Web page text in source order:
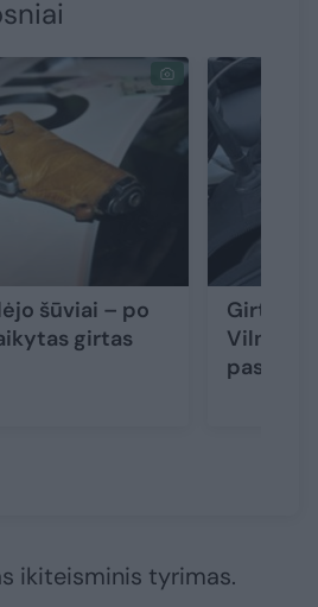
šūviai – po
girtas
Girtas
Vilniaus
ikiteisminis tyrimas.